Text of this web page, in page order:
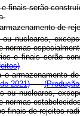
finais serão
de
nucleares,
e finais serão
armazenamento
2021)
(
nucleares,
e normas
finais de rejeitos